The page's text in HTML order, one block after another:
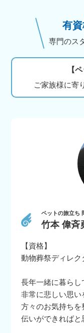
有
専門のス
【
ご家族様に寄
ペットの旅立ち
竹本 偉斉
【資格】
動物葬祭ディレク
長年一緒に暮らし
非常に悲しい思
方々のお気持ち
伝いができればと